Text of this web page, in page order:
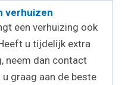
verhuizen
een verhuizing ook
u tijdelijk extra
neem dan contact
graag aan de beste